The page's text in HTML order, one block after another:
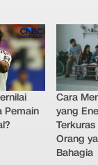
Pemain
Cara
yang
Orang
Bahagia